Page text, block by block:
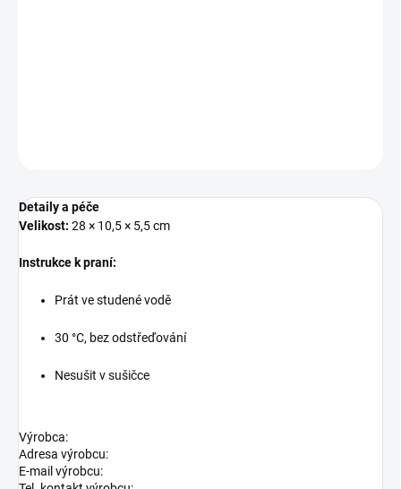
Detaily a péče
Velikost: 28 × 10,5 × 5,5 cm
Instrukce k praní:
Prát ve studené vodě
30 °C, bez odstřeďování
Nesušit v sušičce
Výrobca:
Adresa výrobcu:
E-mail výrobcu: